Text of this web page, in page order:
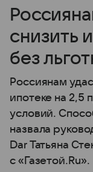
снизить
без
Россиянам
ипотеке на 2,5
условий.
назвала
Dar Татьяна
с «Газетой.Ru».